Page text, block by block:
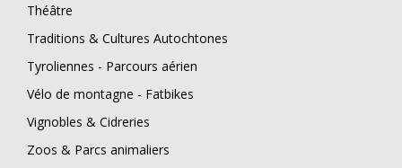
Théâtre
Traditions & Cultures Autochtones
Tyroliennes - Parcours aérien
Vélo de montagne - Fatbikes
Vignobles & Cidreries
Zoos & Parcs animaliers